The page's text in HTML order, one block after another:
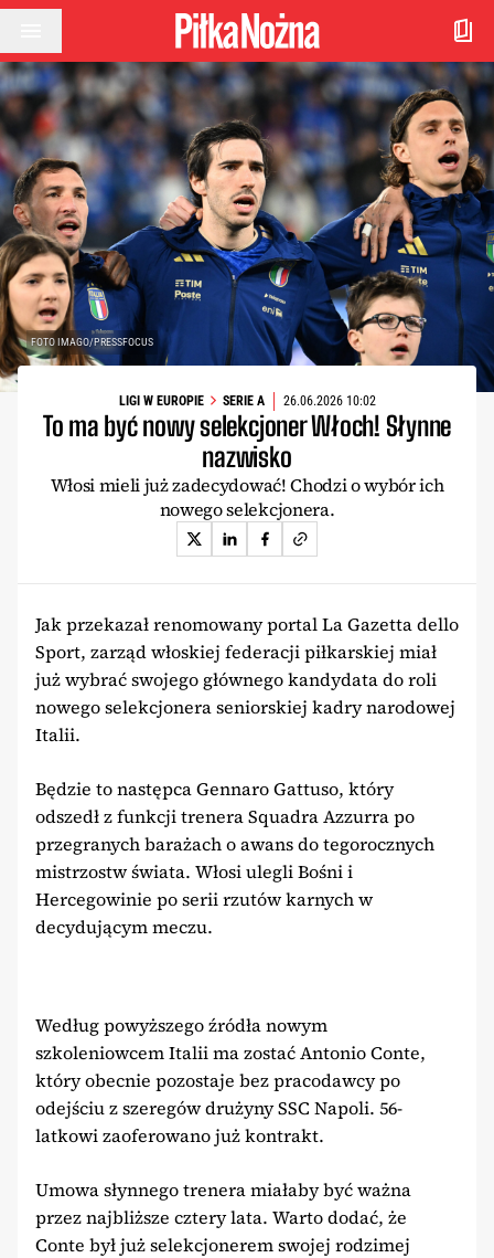
Przejdź do treści
FOTO IMAGO/PRESSFOCUS
LIGI W EUROPIE SERIE A 26.06.2026 10:02
To ma być nowy selekcjoner Włoch! Słynne
nazwisko
Włosi mieli już zadecydować! Chodzi o wybór ich
nowego selekcjonera.
Jak przekazał renomowany portal La Gazetta dello
Sport, zarząd włoskiej federacji piłkarskiej miał
już wybrać swojego głównego kandydata do roli
nowego selekcjonera seniorskiej kadry narodowej
Italii.
Będzie to następca Gennaro Gattuso, który
odszedł z funkcji trenera Squadra Azzurra po
przegranych barażach o awans do tegorocznych
mistrzostw świata. Włosi ulegli Bośni i
Hercegowinie po serii rzutów karnych w
decydującym meczu.
Według powyższego źródła nowym
szkoleniowcem Italii ma zostać Antonio Conte,
który obecnie pozostaje bez pracodawcy po
odejściu z szeregów drużyny SSC Napoli. 56-
latkowi zaoferowano już kontrakt.
Umowa słynnego trenera miałaby być ważna
przez najbliższe cztery lata. Warto dodać, że
Conte był już selekcjonerem swojej rodzimej